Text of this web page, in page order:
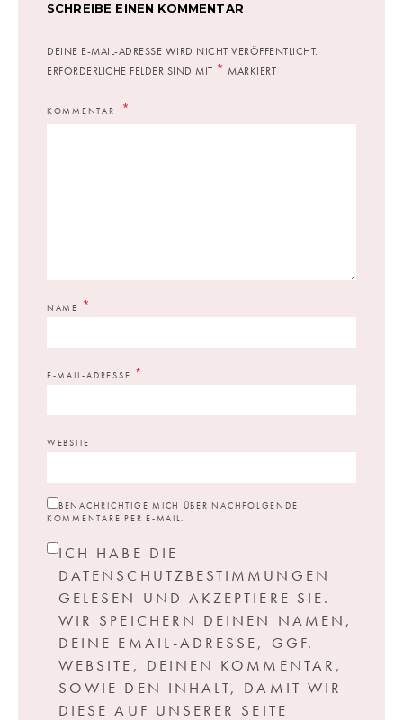
SCHREIBE EINEN KOMMENTAR
DEINE E-MAIL-ADRESSE WIRD NICHT VERÖFFENTLICHT.
ERFORDERLICHE FELDER SIND MIT * MARKIERT
KOMMENTAR
NAME *
E-MAIL-ADRESSE *
WEBSITE
BENACHRICHTIGE MICH ÜBER NACHFOLGENDE
KOMMENTARE PER E-MAIL.
ICH HABE DIE
DATENSCHUTZBESTIMMUNGEN
GELESEN UND AKZEPTIERE SIE.
WIR SPEICHERN DEINEN NAMEN,
DEINE EMAIL-ADRESSE, GGF.
WEBSITE, DEINEN KOMMENTAR,
SOWIE DEN INHALT, DAMIT WIR
DIESE AUF UNSERER SEITE